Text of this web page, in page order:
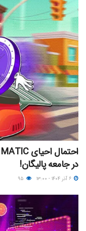
در جامعه پالیگان!